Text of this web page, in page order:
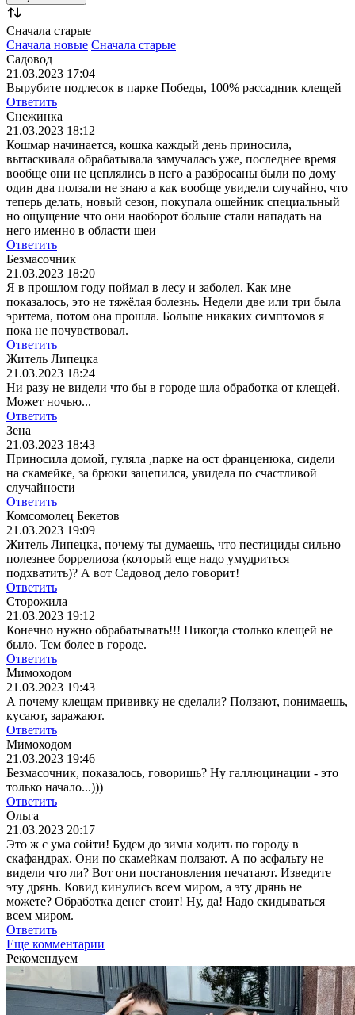
Сначала старые
Сначала новые Сначала старые
Садовод
21.03.2023 17:04
Вырубите подлесок в парке Победы, 100% рассадник клещей
Ответить
Снежинка
21.03.2023 18:12
Кошмар начинается, кошка каждый день приносила,
вытаскивала обрабатывала замучалась уже, последнее время
вообще они не цеплялись в него а разбросаны были по дому
один два ползали не знаю а как вообще увидели случайно, что
теперь делать, новый сезон, покупала ошейник специальный
но ощущение что они наоборот больше стали нападать на
него именно в области шеи
Ответить
Безмасочник
21.03.2023 18:20
Я в прошлом году поймал в лесу и заболел. Как мне
показалось, это не тяжёлая болезнь. Недели две или три была
эритема, потом она прошла. Больше никаких симптомов я
пока не почувствовал.
Ответить
Житель Липецка
21.03.2023 18:24
Ни разу не видели что бы в городе шла обработка от клещей.
Может ночью...
Ответить
Зена
21.03.2023 18:43
Приносила домой, гуляла ,парке на ост франценюка, сидели
на скамейке, за брюки зацепился, увидела по счастливой
случайности
Ответить
Комсомолец Бекетов
21.03.2023 19:09
Житель Липецка, почему ты думаешь, что пестициды сильно
полезнее боррелиоза (который еще надо умудриться
подхватить)? А вот Садовод дело говорит!
Ответить
Сторожила
21.03.2023 19:12
Конечно нужно обрабатывать!!! Никогда столько клещей не
было. Тем более в городе.
Ответить
Мимоходом
21.03.2023 19:43
А почему клещам прививку не сделали? Ползают, понимаешь,
кусают, заражают.
Ответить
Мимоходом
21.03.2023 19:46
Безмасочник, показалось, говоришь? Ну галлюцинации - это
только начало...)))
Ответить
Ольга
21.03.2023 20:17
Это ж с ума сойти! Будем до зимы ходить по городу в
скафандрах. Они по скамейкам ползают. А по асфальту не
видели что ли? Вот они постановления печатают. Изведите
эту дрянь. Ковид кинулись всем миром, а эту дрянь не
можете? Обработка денег стоит! Ну, да! Надо скидываться
всем миром.
Ответить
Еще комментарии
Рекомендуем